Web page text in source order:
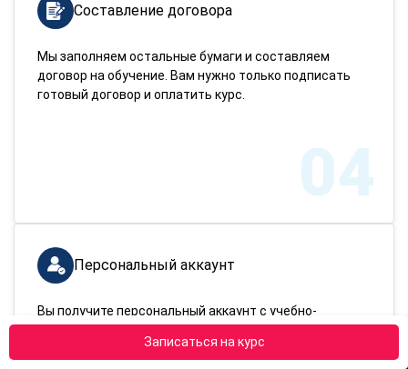
Записаться на курс
Составление договора
Мы заполняем остальные бумаги и составляем
договор на обучение. Вам нужно только подписать
готовый договор и оплатить курс.
04
Персональный аккаунт
Вы получите персональный аккаунт с учебно-
материалов вам необходимо сдать тестирование —